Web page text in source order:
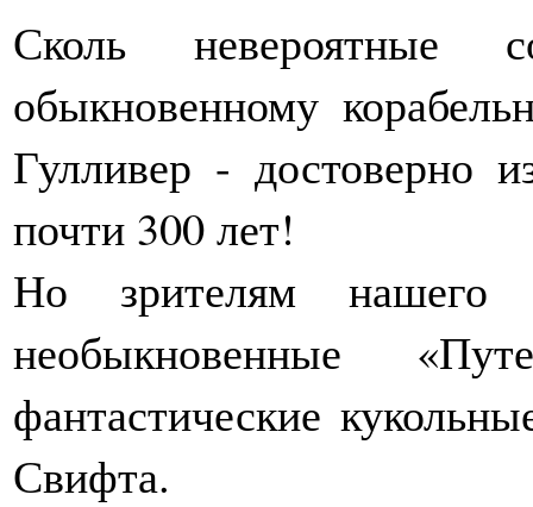
Сколь невероятные
обыкновенному
Гулливер - достоверно
почти 300 лет!
Но зрителям нашего
необыкновенные
фантастические
Свифта.